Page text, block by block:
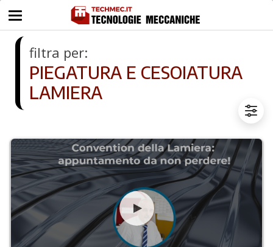
filtra per:
PIEGATURA E CESOIATURA
LAMIERA